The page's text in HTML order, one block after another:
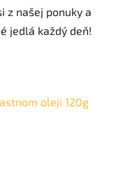
z našej ponuky a
jedlá každý deň!
oleji 120g